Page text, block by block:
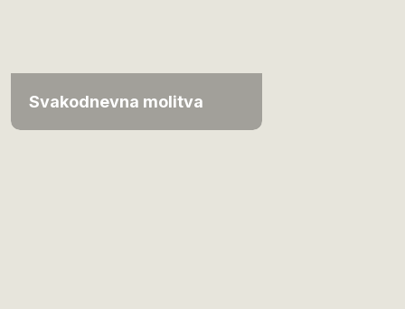
Svakodnevna molitva